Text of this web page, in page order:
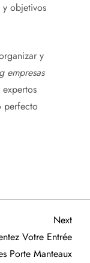
y objetivos
y
empresas
perfecto
Next
Post
Next
Votre Entrée
Porte Manteaux